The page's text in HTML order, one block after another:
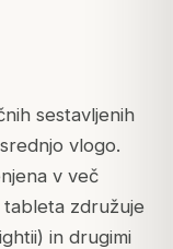
sestavljenih
vlogo.
v več
tableta združuje
in drugimi